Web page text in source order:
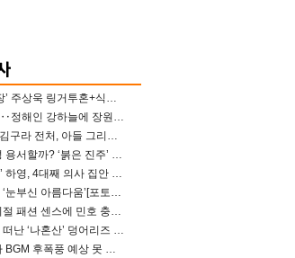
차예련, ‘김부장’ 주상욱 링거투혼+식스팩 비화 “옷 벗는데 아저씨는 안 된다고”(차장금)
원작이 뭐길래‥정해인 강하늘에 장원영까지 참여한 이 영화
‘17억 빚잔치’ 김구라 전처, 아들 그리는 “나 뿐인데” 친엄마 챙기는 효심 눈길
박진희, 최재성 용서할까? ‘붉은 진주’ 오늘(7일) 결말 나온다
‘중증외상센터’ 하영, 4대째 의사 집안 인증 “증조부, 고종 황제 진료”(옥문아)[어제TV]
트와이스 미나 ‘눈부신 아름다움’[포토엔HD]
류혜영 대학 시절 패션 센스에 민호 충격 “레몬색 레깅스에 다리 없는 줄”(나혼산)
박나래 이장우 떠난 ‘나혼산’ 덩어리즈 왔다, 1인 1케이크에 팜유 전현무 충격[어제TV]
아이유, 장기하 BGM 후폭풍 예상 못 했나‥삭제 오보→윤가이까지 엮여 시끌